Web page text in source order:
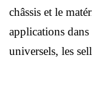
châssis et le
applications
universels, les